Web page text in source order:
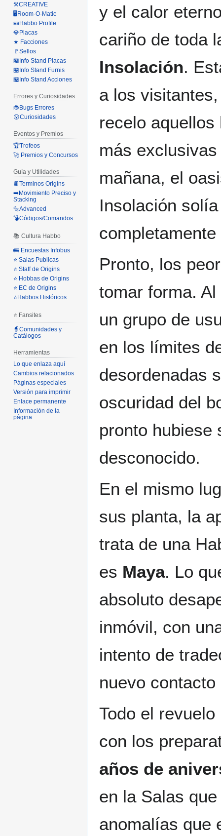
y el calor
cariño de toda
Insolación.
a los
recelo
más
mañana, el
Insolación
Pronto, los
tomar forma.
un grupo de
en los límites
desordenadas
oscuridad del
pronto hubiese
desconocido.
En el mismo
sus planta, la
trata de una
es Maya. Lo
absoluto
inmóvil, con
intento de
nuevo
Todo el
con los
años de
en la Salas
anomalías que
⚒️CREATIVE
🖥️Room-O-Matic
🪪Habbo Profile
💎Placas
★ Facciones
🚩Sellos
🏪Info Stand Placas
🏪Info Stand Furnis
🏪Info Stand Acciones
Errores y Curiosidades
🐞Bugs Errores
😮Curiosidades
Eventos y Premios
🏆Trofeos
🚀 Premios y Concursos
Guía y Utilidades
📙Terminos Origins
➡️Movimiento Preciso y
Stacking
🔩Advanced
💣Códigos/Comandos
📚 Cultura Habbo
🚌 Encuestas Infobus
⭐ Salas Publicas
⭐ Staff de Origins
⭐ Hobbas de Origins
⭐ EC de Origins
⭐Habbos Históricos
⭐ Fansites
🧙Comunidades y
Catálogos
Herramientas
Lo que enlaza aquí
Cambios relacionados
Páginas especiales
Versión para imprimir
Enlace permanente
Información de la
página